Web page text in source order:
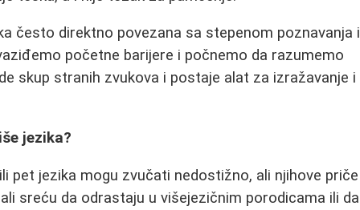
često direktno povezana sa stepenom poznavanja i
početne barijere i počnemo da razumemo
skup stranih zvukova i postaje alat za izražavanje i
jezika?
pet jezika mogu zvučati nedostižno, ali njihove priče
sreću da odrastaju u višejezičnim porodicama ili da